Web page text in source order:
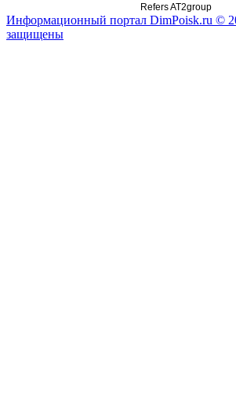
Refers AT2group
Информационный портал DimPoisk.ru ©
защищены